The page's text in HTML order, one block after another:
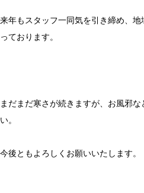
来年もスタッフ一同気を引き締め、
っております。
まだまだ寒さが続きますが、お風邪
い。
今後ともよろしくお願いいたします。